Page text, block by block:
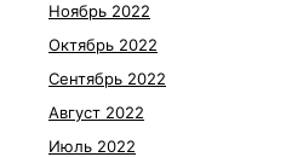
Ноябрь 2022
Октябрь 2022
Сентябрь 2022
Август 2022
Июль 2022